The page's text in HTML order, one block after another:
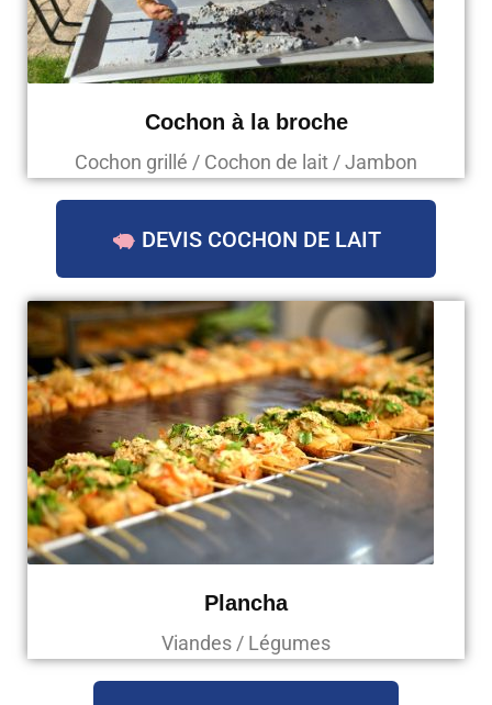
Cochon à la broche
Cochon grillé / Cochon de lait / Jambon
DEVIS COCHON DE LAIT
Plancha
Viandes / Légumes